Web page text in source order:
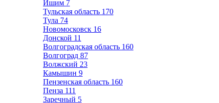
Ишим 7
Тульская область 170
Тула 74
Новомосковск 16
Донской 11
Волгоградская область 160
Волгоград 87
Волжский 23
Камышин 9
Пензенская область 160
Пенза 111
Заречный 5